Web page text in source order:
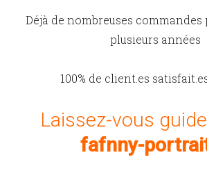
Déjà de nombreuses commandes
plusieurs années
100% de client.es satisfait.es
Laissez-vous
fafnny-